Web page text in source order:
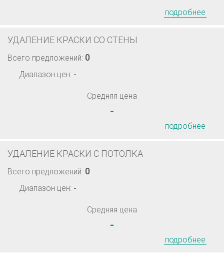
подробнее
УДАЛЕНИЕ КРАСКИ СО СТЕНЫ
Всего предложений: 0
Диапазон цен: -
Средняя цена
-
подробнее
УДАЛЕНИЕ КРАСКИ С ПОТОЛКА
Всего предложений: 0
Диапазон цен: -
Средняя цена
-
подробнее